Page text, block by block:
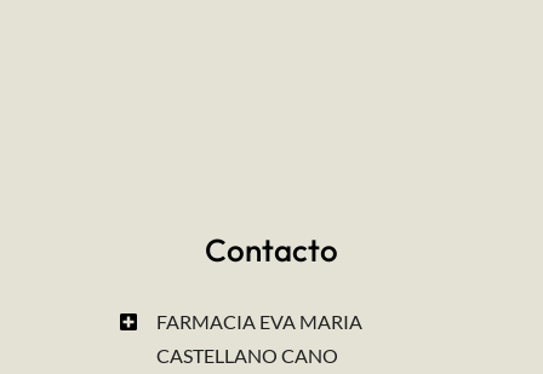
Contacto
FARMACIA EVA MARIA
CASTELLANO CANO